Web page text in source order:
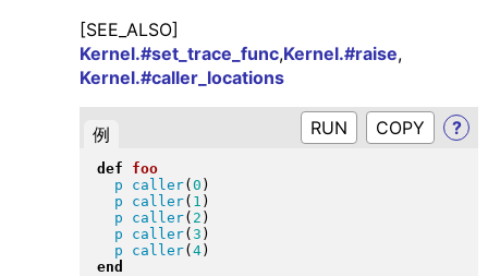
[SEE_ALSO]
Kernel.#set_trace_func,Kernel.#raise,
Kernel.#caller_locations
例 RUN ?
def
foo
p
caller( 0 )
p
caller( 1 )
p
caller( 2 )
p
caller( 3 )
p
caller( 4)
end